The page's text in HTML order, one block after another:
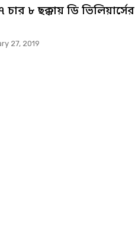
চার ৮ ছক্কায় ডি ভিলিয়ার্সের
27, 2019